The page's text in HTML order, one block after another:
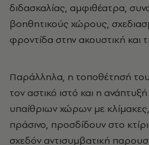
διδασκαλίας, αμφιθέατρα,
βοηθητικούς χώρους,
φροντίδα στην ακουστική και
Παράλληλα, η τοποθέτησή
τον αστικό ιστό και η
υπαίθριων χώρων με
πράσινο, προσδίδουν στο
σχεδόν αντισυμβατική